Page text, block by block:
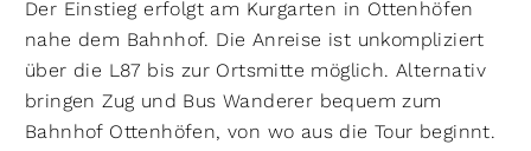
Der Einstieg erfolgt am Kurgarten in Ottenhöfen
nahe dem Bahnhof. Die Anreise ist unkompliziert
über die L87 bis zur Ortsmitte möglich. Alternativ
bringen Zug und Bus Wanderer bequem zum
Bahnhof Ottenhöfen, von wo aus die Tour beginnt.